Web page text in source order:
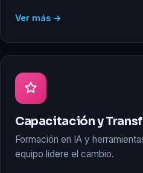
Ver más →
Capacitación y
Formación en IA y
equipo lidere el cambio.